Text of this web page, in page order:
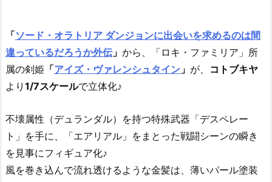
「ソード・オラトリア ダンジョンに出会いを求めるのは間
違っているだろうか外伝 」 から、「ロキ・ファミリア」所
属の剣姫 「アイズ・ヴァレンシュタイン 」 が、 コトブキヤ
より 1/7スケールで立体化♪
不壊属性（デュランダル）を持つ特殊武器「デスペレー
ト」を手に、「エアリアル」をまとった戦闘シーンの瞬き
を見事にフィギュア化♪
風を巻き込んで流れ透けるような金髪は、薄いパール塗装